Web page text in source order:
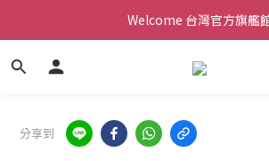
Welcome 台灣官方旗艦
Welcome 台灣官方旗艦
新會員加入現領折價200元。立
分享到